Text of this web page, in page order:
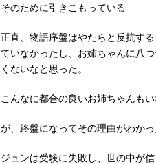
そのために引きこもっている
正直、物語序盤はやたらと反抗す
ていなかったし、お姉ちゃんに八
くないなと思った。
こんなに都合の良いお姉ちゃんもい
が、終盤になってその理由がわかっ
ジュンは受験に失敗し、世の中が